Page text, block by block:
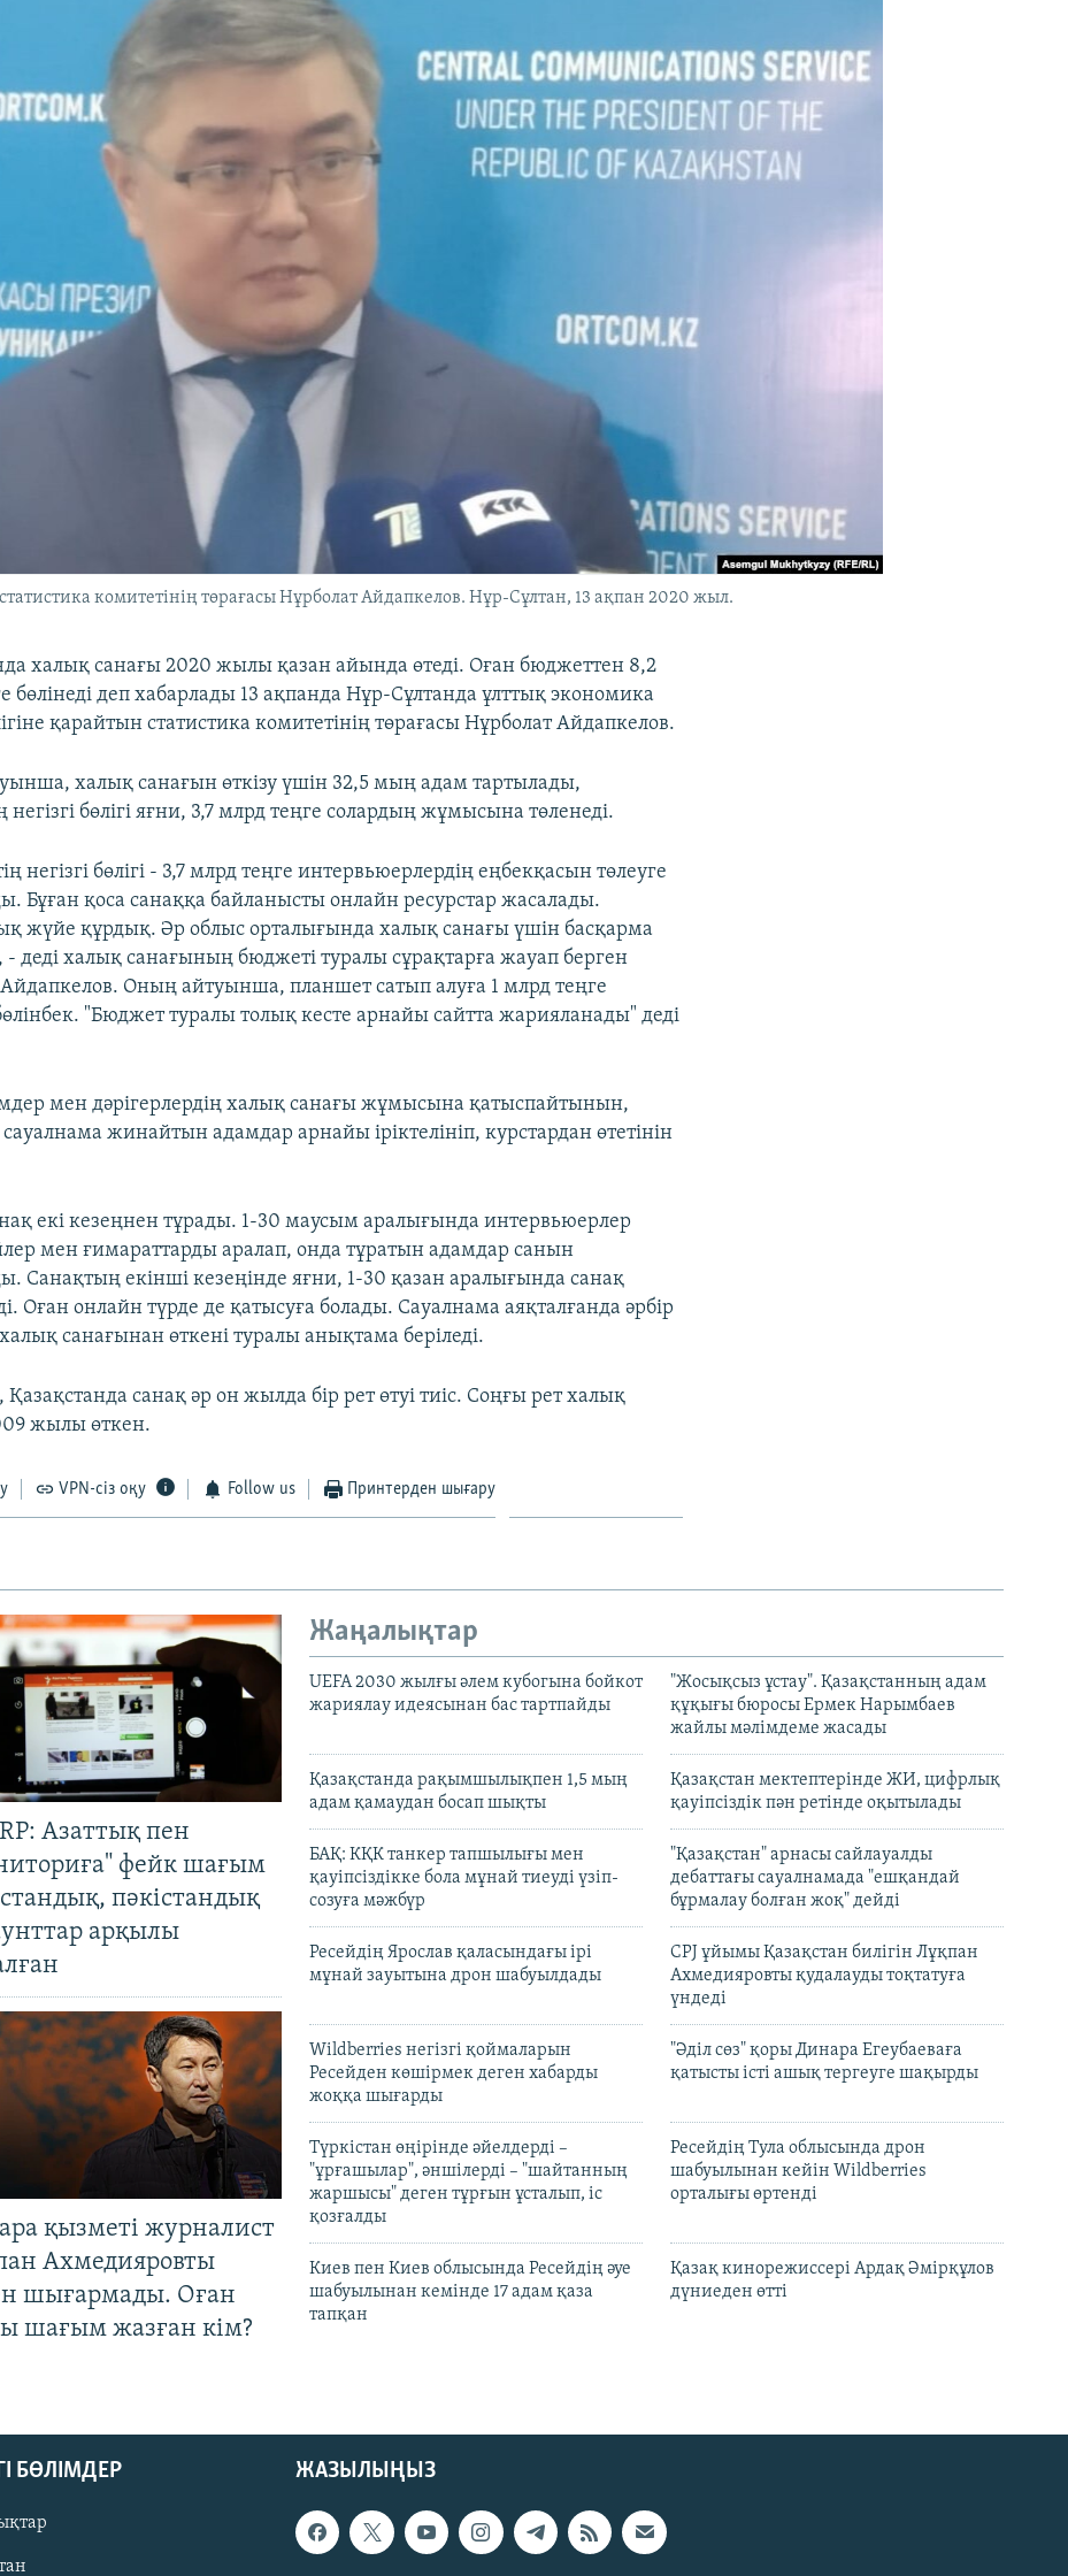
комитетінің төрағасы Нұрболат Айдапкелов. Нұр-Сұлтан, 13 ақпан 2020 жыл.
халық санағы 2020 жылы қазан айында өтеді. Оған бюджеттен 8,2
бөлінеді деп хабарлады 13 ақпанда Нұр-Сұлтанда ұлттық экономика
қарайтын статистика комитетінің төрағасы Нұрболат Айдапкелов.
халық санағын өткізу үшін 32,5 мың адам тартылады,
негізгі бөлігі яғни, 3,7 млрд теңге солардың жұмысына төленеді.
негізгі бөлігі - 3,7 млрд теңге интервьюерлердің еңбекқасын төлеуге
Бұған қоса санаққа байланысты онлайн ресурстар жасалады.
жүйе құрдық. Әр облыс орталығында халық санағы үшін басқарма
деді халық санағының бюджеті туралы сұрақтарға жауап берген
Оның айтуынша, планшет сатып алуға 1 млрд теңге
"Бюджет туралы толық кесте арнайы сайтта жарияланады" деді
мен дәрігерлердің халық санағы жұмысына қатыспайтынын,
жинайтын адамдар арнайы іріктелініп, курстардан өтетінін
екі кезеңнен тұрады. 1-30 маусым аралығында интервьюерлер
мен ғимараттарды аралап, онда тұратын адамдар санын
Санақтың екінші кезеңінде яғни, 1-30 қазан аралығында санақ
Оған онлайн түрде де қатысуға болады. Сауалнама аяқталғанда әрбір
санағынан өткені туралы анықтама беріледі.
Қазақстанда санақ әр он жылда бір рет өтуі тиіс. Соңғы рет халық
жылы өткен.
VPN-сіз оқу Follow us Принтерден шығару
Азаттық пен
фейк шағым
пәкістандық
арқылы
қызметі журналист
Ахмедияровты
шығармады. Оған
шағым жазған кім?
Жаңалықтар
UEFA 2030 жылғы әлем кубогына бойкот
жариялау идеясынан бас тартпайды
"Жосықсыз ұстау". Қазақстанның адам
құқығы бюросы Ермек Нарымбаев
жайлы мәлімдеме жасады
Қазақстанда рақымшылықпен 1,5 мың
адам қамаудан босап шықты
Қазақстан мектептерінде ЖИ, цифрлық
қауіпсіздік пән ретінде оқытылады
БАҚ: КҚК танкер тапшылығы мен
қауіпсіздікке бола мұнай тиеуді үзіп-
созуға мәжбүр
"Қазақстан" арнасы сайлауалды
дебаттағы сауалнамада "ешқандай
бұрмалау болған жоқ" дейді
Ресейдің Ярослав қаласындағы ірі
мұнай зауытына дрон шабуылдады
CPJ ұйымы Қазақстан билігін Лұқпан
Ахмедияровты қудалауды тоқтатуға
үндеді
Wildberries негізгі қоймаларын
Ресейден көшірмек деген хабарды
жоққа шығарды
"Әділ сөз" қоры Динара Егеубаеваға
қатысты істі ашық тергеуге шақырды
Түркістан өңірінде әйелдерді –
"ұрғашылар", әншілерді – "шайтанның
жаршысы" деген тұрғын ұсталып, іс
қозғалды
Ресейдің Тула облысында дрон
шабуылынан кейін Wildberries
орталығы өртенді
Киев пен Киев облысында Ресейдің әуе
шабуылынан кемінде 17 адам қаза
тапқан
Қазақ кинорежиссері Ардақ Әмірқұлов
дүниеден өтті
ЖАЗЫЛЫҢЫЗ
БӨЛІМДЕР